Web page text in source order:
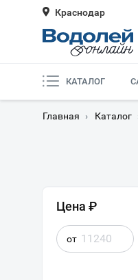
Краснодар
КАТАЛОГ
Главная › Каталог
Цена ₽
от